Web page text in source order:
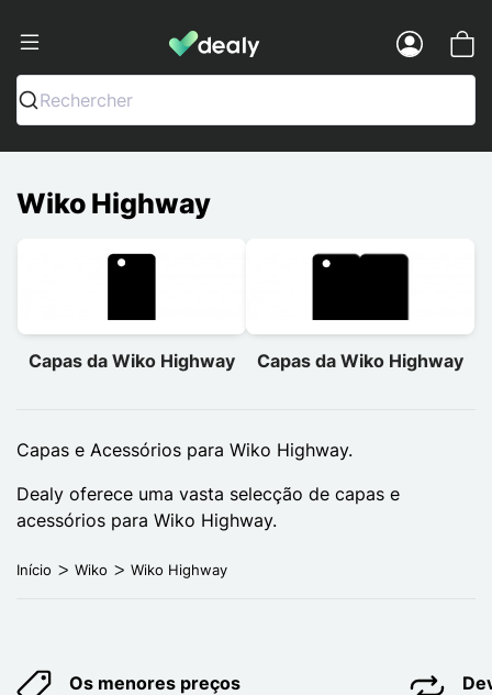
Dealy - Capas e acessórios para
Rechercher
Wiko Highway
Capas da Wiko Highway Capas da Wiko Highway
Capas e Acessórios para Wiko Highway.
Dealy oferece uma vasta selecção de capas e
acessórios para Wiko Highway.
Início Wiko Wiko Highway
Os menores preços